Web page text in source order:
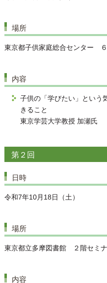
場所
東京都子供家庭総合センター
内容
子供の「学びたい」という
きること
東京学芸大学教授 加瀬氏
第２回
日時
令和7年10月18日（土）
場所
東京都立多摩図書館 ２階セミ
内容